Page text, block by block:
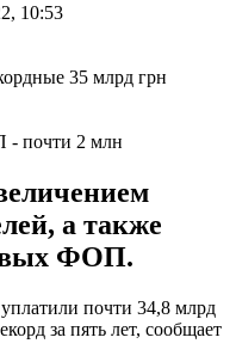
10:53
- почти 2 млн
а также
ФОП.
почти 34,8 млрд
за пять лет, сообщает